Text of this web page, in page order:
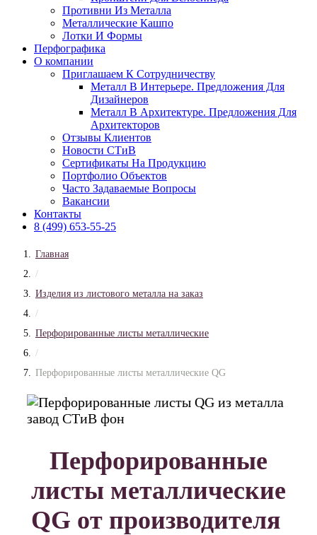
Противни Из Металла
Металлические Кашпо
Лотки И Формы
Перфографика
О компании
Приглашаем К Сотрудничеству
Металл В Интерьере. Предложения Для
Дизайнеров
Металл В Архитектуре. Предложения Для
Архитекторов
Отзывы Клиентов
Новости СТиВ
Сертификаты На Продукцию
Портфолио Объектов
Часто Задаваемые Вопросы
Вакансии
Контакты
8 (499) 653-55-25
Главная
/
Изделия из листового металла на заказ
/
Перфорированные листы металлические
/
Перфорированные листы металлические QG
Перфорированные
листы металлические
QG от производителя